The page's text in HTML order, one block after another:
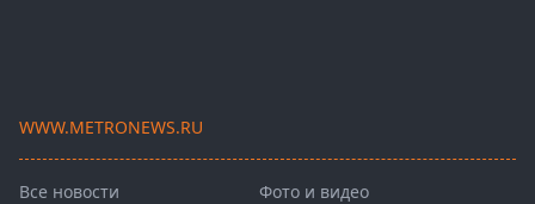
WWW.METRONEWS.RU
Все новости
Фото и видео